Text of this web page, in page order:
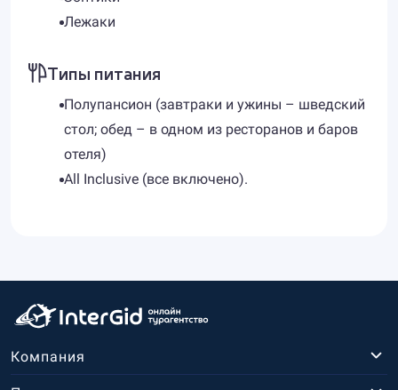
Лежаки
Типы питания
Полупансион (завтраки и ужины – шведский
стол; обед – в одном из ресторанов и баров
отеля)
All Inclusive (все включено).
Компания